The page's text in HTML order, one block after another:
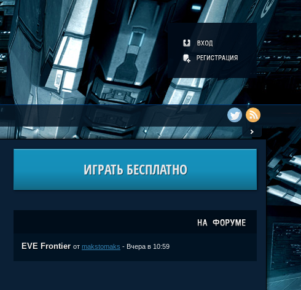
ИГРАТЬ БЕСПЛАТНО
EVE Frontier от makstomaks - Вчера в 10:59